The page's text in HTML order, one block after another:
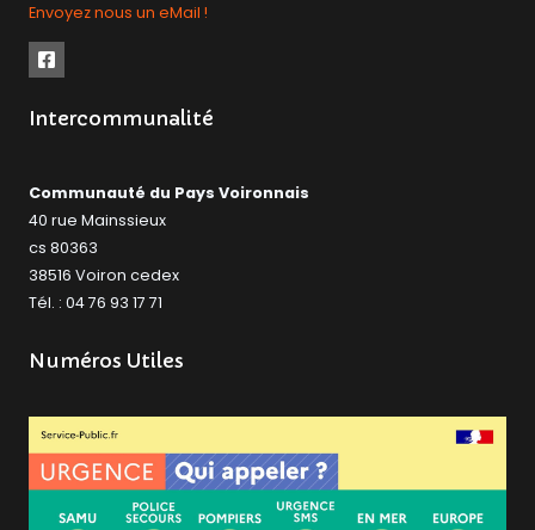
Envoyez nous un eMail !
Intercommunalité
Communauté du Pays Voironnais
40 rue Mainssieux
cs 80363
38516 Voiron cedex
Tél. : 04 76 93 17 71
Numéros Utiles